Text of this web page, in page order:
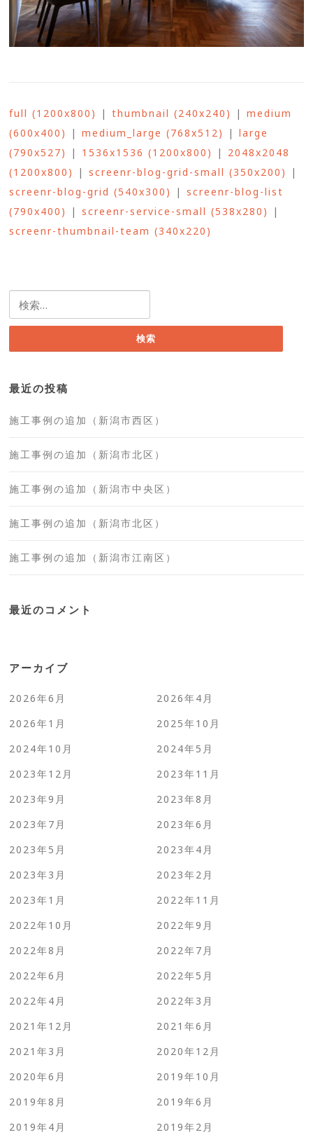
full (1200x800) |thumbnail (240x240) |medium
(600x400)
|medium_large (768x512) |large
(790x527)
| 1536x1536 (1200x800) | 2048x2048
(1200x800)
|screenr-blog-grid-small (350x200)
|
screenr-blog-grid (540x300)
|screenr-blog-list
(790x400)
|screenr-service-small (538x280)
|
screenr-thumbnail-team (340x220)
索:
最近の投稿
施工事例の追加（新潟市西区）
施工事例の追加（新潟市北区）
施工事例の追加（新潟市中央区）
施工事例の追加（新潟市北区）
施工事例の追加（新潟市江南区）
最近のコメント
アーカイブ
2026年6月
2026年4月
2026年1月
2025年10月
2024年10月
2024年5月
2023年12月
2023年11月
2023年9月
2023年8月
2023年7月
2023年6月
2023年5月
2023年4月
2023年3月
2023年2月
2023年1月
2022年11月
2022年10月
2022年9月
2022年8月
2022年7月
2022年6月
2022年5月
2022年4月
2022年3月
2021年12月
2021年6月
2021年3月
2020年12月
2020年6月
2019年10月
2019年8月
2019年6月
2019年4月
2019年2月